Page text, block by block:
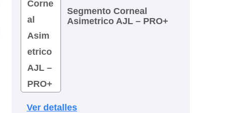
Segmento Corneal
Asimetrico AJL – PRO+
Ver detalles